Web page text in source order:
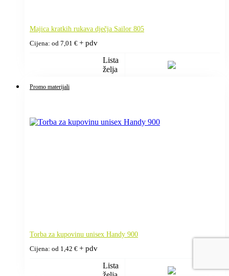
Majica kratkih rukava dječja Sailor 805
Cijena: od 7,01 € + pdv
Lista
želja
Promo materijali
Torba za kupovinu unisex Handy 900
Cijena: od 1,42 € + pdv
Lista